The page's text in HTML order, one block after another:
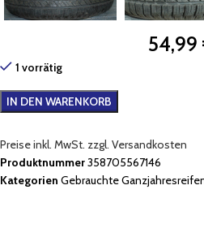
54,99
1 vorrätig
IN DEN WARENKORB
Preise inkl. MwSt. zzgl. Versandkosten
Produktnummer358705567146
Kategorien Gebrauchte